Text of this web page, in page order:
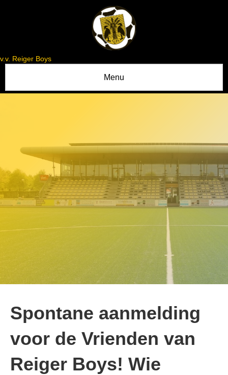
v.v. Reiger Boys
Menu
Spontane aanmelding
voor de Vrienden van
Reiger Boys! Wie